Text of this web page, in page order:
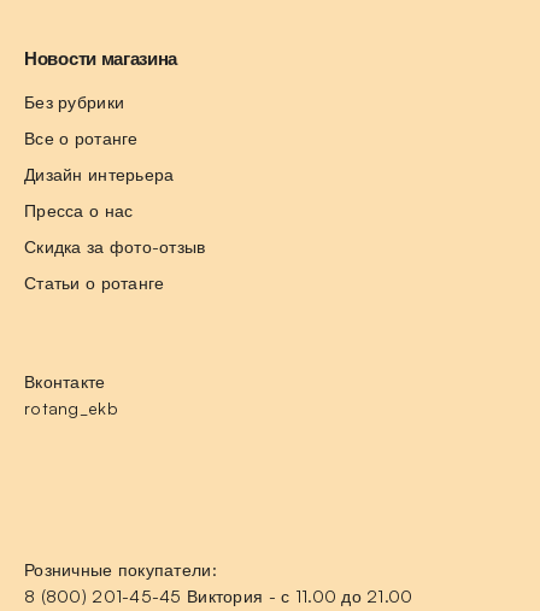
Новости магазина
Без рубрики
Все о ротанге
Дизайн интерьера
Пресса о нас
Скидка за фото-отзыв
Статьи о ротанге
Вконтакте
rotang_ekb
Розничные покупатели:
8 (800) 201-45-45 Виктория - с 11.00 до 21.00